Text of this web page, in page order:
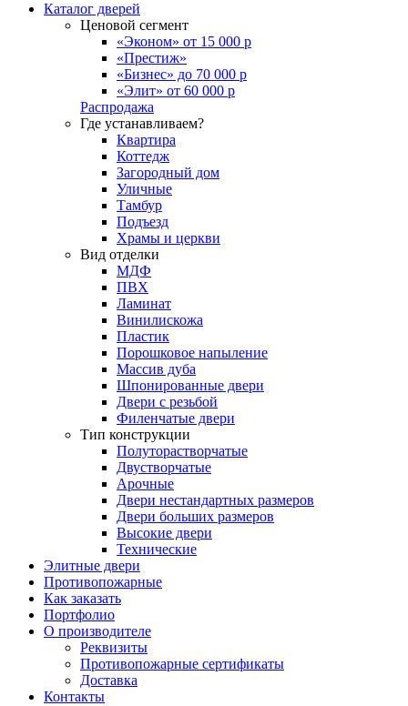
Каталог дверей
Ценовой сегмент
«Эконом» от 15 000 р
«Престиж»
«Бизнес» до 70 000 р
«Элит» от 60 000 р
Распродажа
Где устанавливаем?
Квартира
Коттедж
Загородный дом
Уличные
Тамбур
Подъезд
Храмы и церкви
Вид отделки
МДФ
ПВХ
Ламинат
Винилискожа
Пластик
Порошковое напыление
Массив дуба
Шпонированные двери
Двери с резьбой
Филенчатые двери
Тип конструкции
Полуторастворчатые
Двустворчатые
Арочные
Двери нестандартных размеров
Двери больших размеров
Высокие двери
Технические
Элитные двери
Противопожарные
Как заказать
Портфолио
О производителе
Реквизиты
Противопожарные сертификаты
Доставка
Контакты